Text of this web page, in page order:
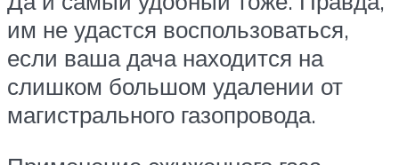
им не удастся воспользоваться,
если ваша дача находится на
слишком большом удалении от
магистрального газопровода.